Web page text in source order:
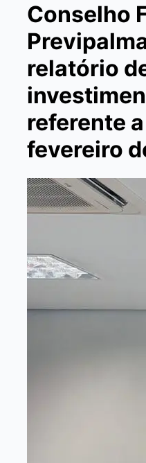
Conselho
relatório
referente
fevereiro